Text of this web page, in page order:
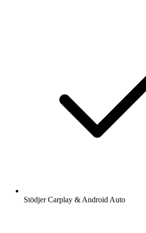
Stödjer Carplay & Android Auto